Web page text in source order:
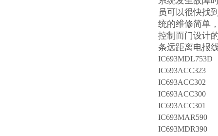
员可以很快找
统的维修简单
控制而门设计
条远距离电报
IC693MDL753D
IC693ACC323
IC693ACC302
IC693ACC300
IC693ACC301
IC693MAR590
IC693MDR390